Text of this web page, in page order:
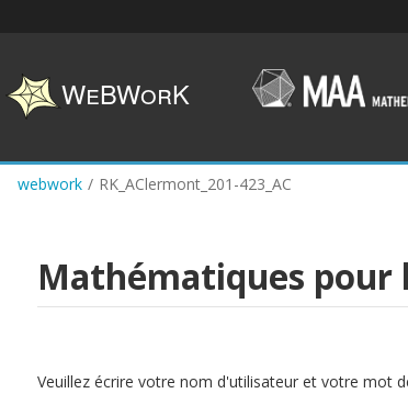
content
webwork / RK_AClermont_201-423_AC
Mathématiques pour
Veuillez écrire votre nom d'utilisateur et votre mot